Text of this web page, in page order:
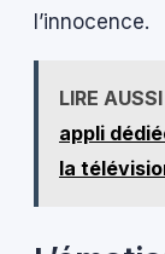
l’innocence.
LIRE AUSSI
appli
la